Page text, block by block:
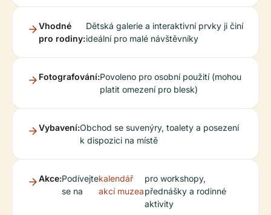
Vhodné
pro rodiny:
Dětská galerie a interaktivní prvky ji činí
ideální pro malé návštěvníky
Fotografování:Povoleno pro osobní použití (mohou
platit omezení pro blesk)
Vybavení:Obchod se suvenýry, toalety a posezení
k dispozici na místě
Akce:Podívejte
se na
kalendář
akcí muzea
pro workshopy,
přednášky a rodinné
aktivity